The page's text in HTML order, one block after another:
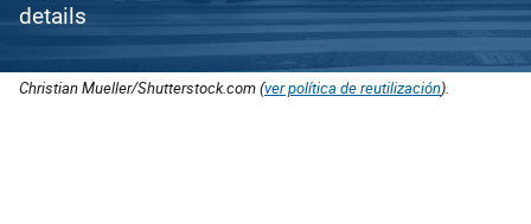
details
Christian Mueller/Shutterstock.com (ver política de reutilización).